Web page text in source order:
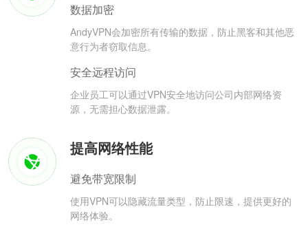
数据加密
AndyVPN会加密所有传输的数据，防止黑客和其他恶
意行为者窃取信息。
安全远程访问
企业员工可以通过VPN安全地访问公司内部网络资
源，无需担心数据泄露。
提高网络性能
避免带宽限制
使用VPN可以隐藏流量类型，防止限速，提供更好的
网络体验。